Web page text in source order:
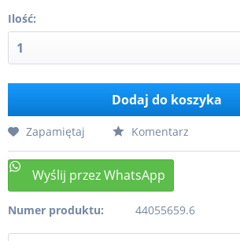
Ilość:
Dodaj do koszyka
Zapamiętaj Komentarz
Numer produktu: 44055659.6